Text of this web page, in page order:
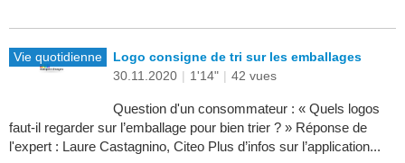
Vie quotidienne
Logo consigne de tri sur les emballages
30.11.2020 | 1'14" | 42 vues
Question d'un consommateur : « Quels logos
faut-il regarder sur l’emballage pour bien trier ? » Réponse de
l'expert : Laure Castagnino, Citeo Plus d’infos sur l’application...